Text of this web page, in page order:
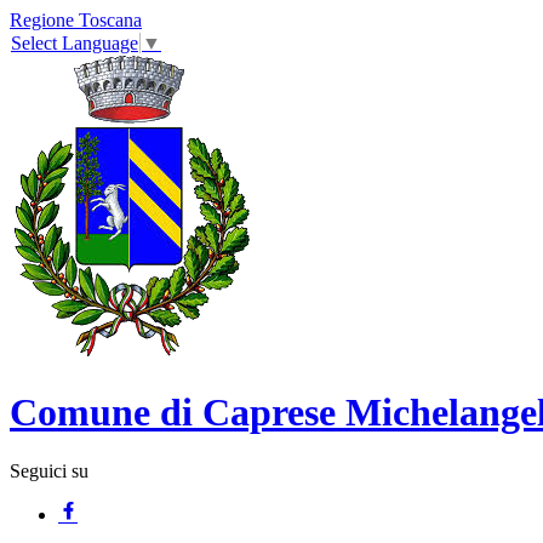
Regione Toscana
Select Language ▼
Comune di Caprese
Seguici su